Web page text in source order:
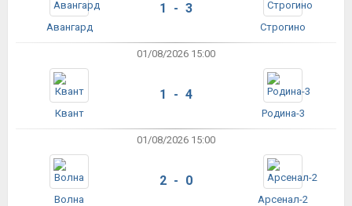
Авангард
1 - 3
Строгино
01/08/2026 15:00
Квант
1 - 4
Родина-3
01/08/2026 15:00
Волна
2 - 0
Арсенал-2